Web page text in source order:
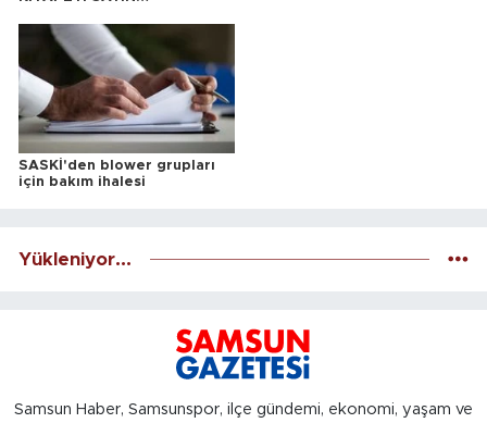
SASKİ'den blower grupları
için bakım ihalesi
Yükleniyor...
Samsun Haber, Samsunspor, ilçe gündemi, ekonomi, yaşam ve